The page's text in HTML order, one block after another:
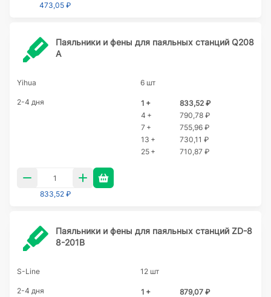
473,05 ₽
Паяльники и фены для паяльных станций Q208
A
Yihua 6 шт
2-4 дня 1 +
833,52 ₽
4 +
790,78 ₽
7 +
755,96 ₽
13 +
730,11 ₽
25 +
710,87 ₽
833,52 ₽
Паяльники и фены для паяльных станций ZD-8
8-201B
S-Line 12 шт
2-4 дня 1 +
879,07 ₽